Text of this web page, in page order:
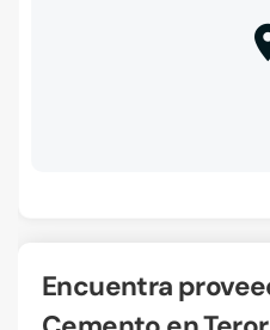
Encuentra proveedores de